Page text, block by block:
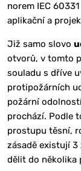
norem IEC
aplikační a
Již samo slovo
otvorů, v tomto
souladu s dříve
protipožárních
požární
prochází. Podle
prostupu těsní,
zásadě existují 3
dělit do několika